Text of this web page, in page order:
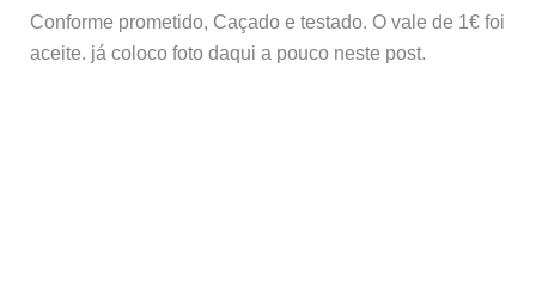
Conforme prometido, Caçado e testado. O vale de 1€ foi
aceite. já coloco foto daqui a pouco neste post.